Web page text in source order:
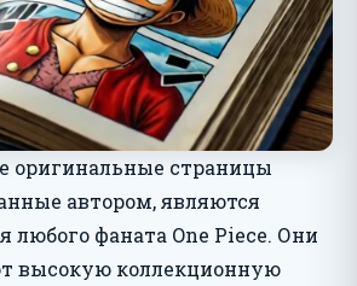
оригинальные страницы
автором, являются
любого фаната One Piece. Они
высокую коллекционную